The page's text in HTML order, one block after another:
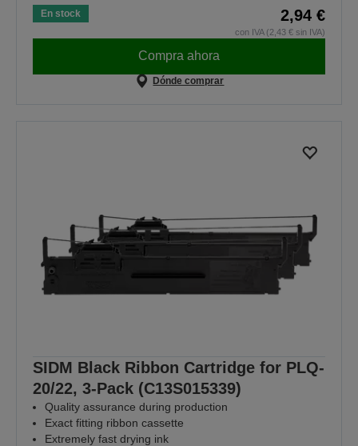
En stock 2,94 €
con IVA (2,43 € sin IVA)
Compra ahora
Dónde comprar
SIDM Black Ribbon Cartridge for PLQ-
20/22, 3-Pack (C13S015339)
Quality assurance during production
Exact fitting ribbon cassette
Extremely fast drying ink